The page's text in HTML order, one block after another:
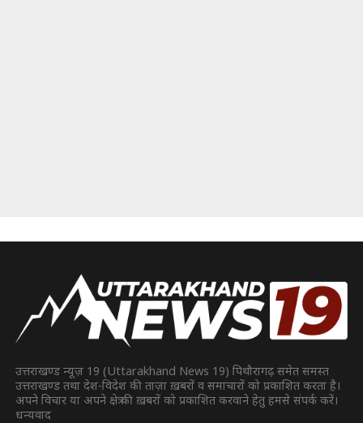
उत्तराखण्ड न्यूज़ 19 (Uttarakhand News 19) पिथौरागढ़ समेत समस्त
उत्तराखण्ड तथा देश-विदेश की ताज़ा ख़बरों व समाचारों को प्रकाशित करता है।
अपने विचार या अपने क्षेत्र की ख़बरों को प्रकाशित करवाने हेतु हमसे संपर्क करें।
धन्यवाद